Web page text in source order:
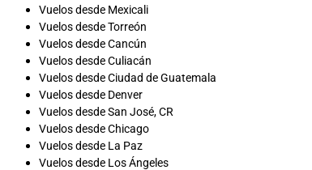
Vuelos desde Mexicali
Vuelos desde Torreón
Vuelos desde Cancún
Vuelos desde Culiacán
Vuelos desde Ciudad de Guatemala
Vuelos desde Denver
Vuelos desde San José, CR
Vuelos desde Chicago
Vuelos desde La Paz
Vuelos desde Los Ángeles